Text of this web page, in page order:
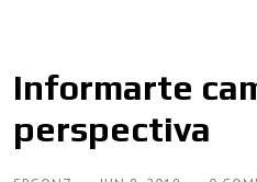
Informarte
perspectiva